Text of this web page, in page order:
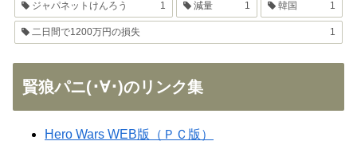
ジャパネットけんろう 1 減量 1 韓国 1
二日間で1200万円の損失 1
賢狼パニ(･∀･)のリンク集
Hero Wars WEB版（ＰＣ版）